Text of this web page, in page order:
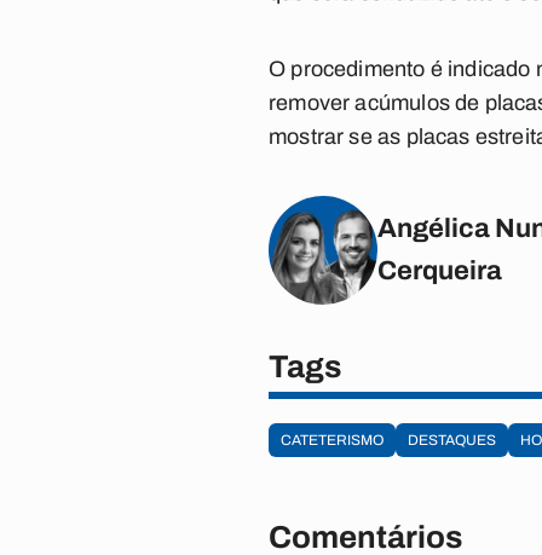
O procedimento é indicado
remover acúmulos de
mostrar se as placas
Angélica
Cerqueira
Tags
CATETERISMO DESTAQUES
Comentários